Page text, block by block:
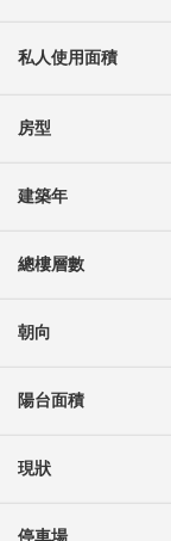
私人使用面積
房型
建築年
總樓層數
朝向
陽台面積
現狀
停車場